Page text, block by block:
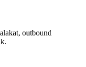
outbound